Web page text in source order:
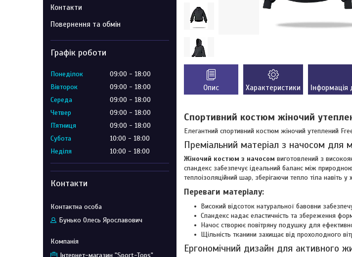
Опис Характеристики
Спортивний костюм жіночий
Елегантний спортивний костюм жіночий утеплений
Преміальний матеріал з начосом для
Жіночий костюм з начосом виготовлений з
спандекс забезпечує ідеальний баланс між
теплоізоляційний шар, зберігаючи тепло тіла навіть
Переваги матеріалу:
Високий відсоток натуральної бавовни
Спандекс надає еластичність та збереження
Начос створює повітряну подушку для
Щільність тканини захищає від прохолодного
Ергономічний дизайн для активного
Контакти
Повернення та обмін
Графік роботи
Понеділок 09:00
18:00
Вівторок
09:00
18:00
Середа
09:00
18:00
Четвер
09:00
18:00
Пʼятниця
09:00
18:00
Субота
10:00
18:00
Неділя
10:00 18:00
Контакти
Бунько Олесь Ярославович
Інтернет-магазин "Sport-Tops"